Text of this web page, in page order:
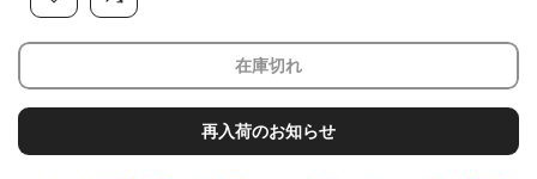
在庫切れ
再入荷のお知らせ